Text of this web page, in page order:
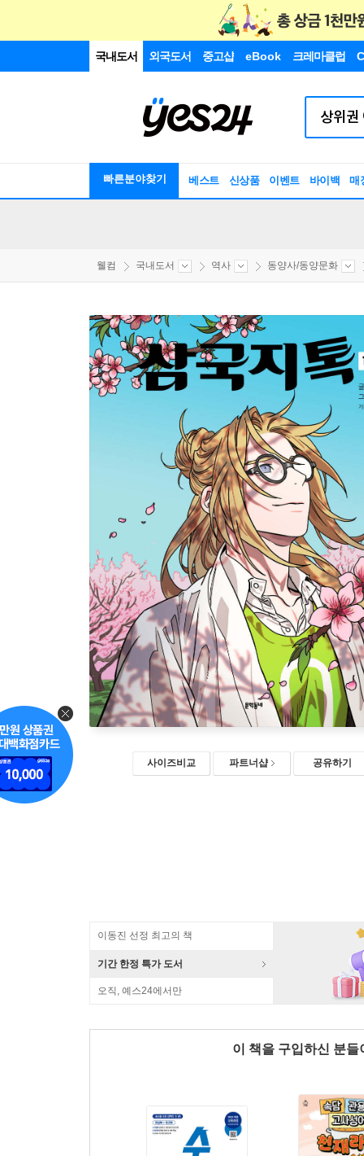
국내도서 외국도서 중고샵 eBook 크레마클럽
빠른분야찾기 베스트 신상품 이벤트 바이백 매
웰컴 국내도서 역사 동양사/동양문화
사이즈비교 파트너샵 공유하기
이동진 선정 최고의 책
기간 한정 특가 도서
오직, 예스24에서만
이 책을 구입하신 분